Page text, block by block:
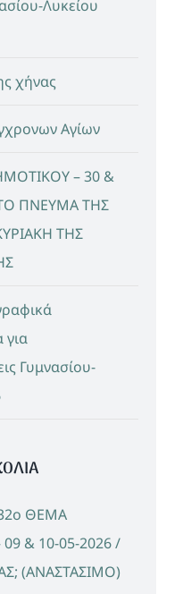
Λυκείου
χήνας
Αγίων
– 30 &
ΠΝΕΥΜΑ ΤΗΣ
ΤΗΣ
Γυμνασίου-
ΘΕΜΑ
& 10-05-2026 /
(ΑΝΑΣΤΑΣΙΜΟ)